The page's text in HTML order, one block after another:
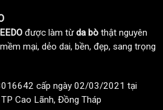
được làm từda bò thật nguyên
mại, dẻo dai, bền, đẹp, sang trọng
cấp ngày 02/03/2021 tại
Cao Lãnh, Đồng Tháp